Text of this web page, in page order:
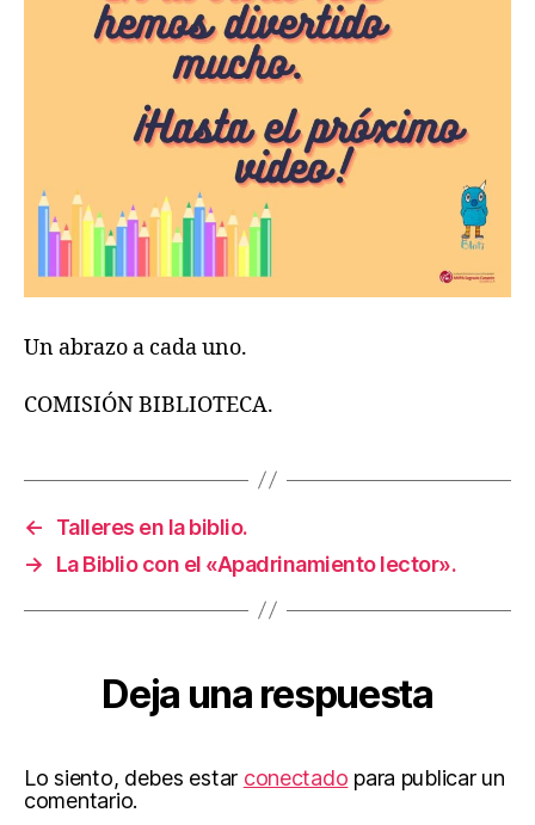
Un abrazo a cada uno.
COMISIÓN BIBLIOTECA.
←
Talleres en la biblio.
→
La Biblio con el «Apadrinamiento lector».
Deja una respuesta
Lo siento, debes estar conectado para publicar un
comentario.